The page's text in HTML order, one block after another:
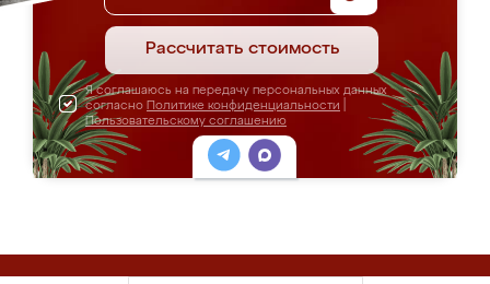
Рассчитать стоимость
Я соглашаюсь на передачу персональных данных
согласно Политике конфиденциальности
Пользовательскому соглашению